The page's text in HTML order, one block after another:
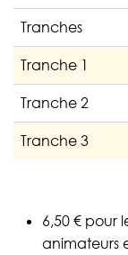
Tranches
Tranche 1
Tranche 2
Tranche 3
6,50 € pour
animateurs